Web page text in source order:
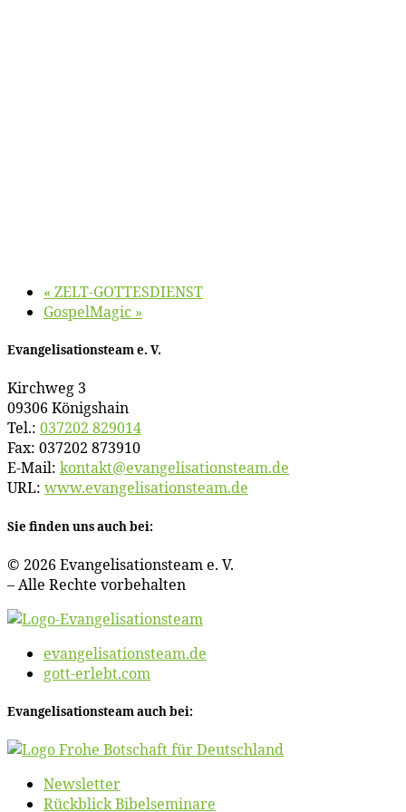
« ZELT-GOTTESDIENST
Gos­pel­Ma­gic »
Evan­ge­li­sa­ti­ons­team e. V.
Kirch­weg 3
09306 Königshain
Tel.: 037202 829014
Fax: 037202 873910
E‑Mail: kontakt@​evangelisationsteam.​de
URL: www​.evan​ge​li​sa​ti​ons​team​.de
Sie fin­den uns auch bei:
© 2026 Evan­ge­li­sa­ti­ons­team e. V.
– Al­le Rech­te vorbehalten
evangelisationsteam.de
gott-erlebt.com
Evan­ge­li­sa­ti­ons­team auch bei:
News­let­ter
Rück­blick Bibelseminare